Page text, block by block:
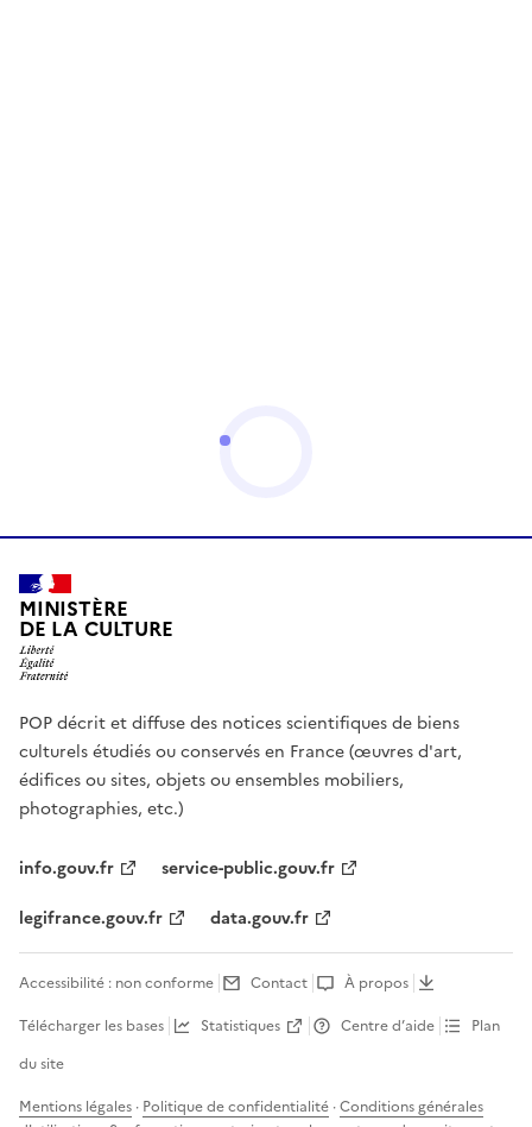
MINISTÈRE
DE LA CULTURE
POP décrit et diffuse des notices scientifiques de biens
culturels étudiés ou conservés en France (œuvres d'art,
édifices ou sites, objets ou ensembles mobiliers,
photographies, etc.)
info.gouv.fr
service-public.gouv.fr
legifrance.gouv.fr
data.gouv.fr
Accessibilité : non conforme Contact
À propos
Télécharger les bases
Statistiques Centre d’aide
Plan
du site
Mentions légales · Politique de confidentialité ·Conditions générales